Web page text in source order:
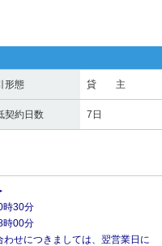
形態 貸 主
契約日数 7日
30分
時00分
せにつきましては、翌営業日に